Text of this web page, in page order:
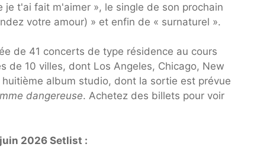
je t'ai fait m'aimer », le single de son prochain
votre amour) » et enfin de « surnaturel ».
de 41 concerts de type résidence au cours
de 10 villes, dont Los Angeles, Chicago, New
huitième album studio, dont la sortie est prévue
dangereuse. Achetez des billets pour voir
2026 Setlist :